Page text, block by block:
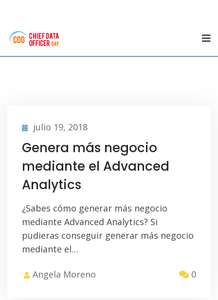
julio 19, 2018
Genera más negocio
mediante el Advanced
Analytics
¿Sabes cómo generar más negocio
mediante Advanced Analytics? Si
pudieras conseguir generar más negocio
mediante el…
Angela Moreno 0